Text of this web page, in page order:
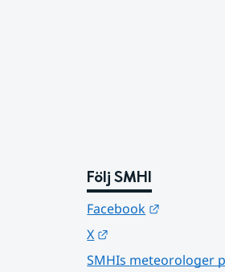
Följ SMHI
Facebook
X
SMHIs meteorologer